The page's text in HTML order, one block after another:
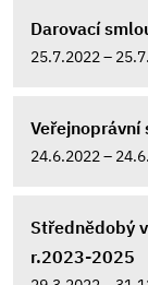
Darovací
25.7.2022 –
24.6.2022 –
Střednědobý
r.2023-2025